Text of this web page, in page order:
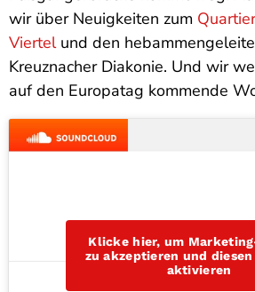
wir über Neuigkeiten zum
Viertelund den
Kreuznacher Diakonie. Und wir
auf den Europatag kommende
Klicke hier, um
zu akzeptieren und
aktivieren